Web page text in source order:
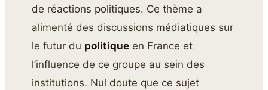
de réactions politiques. Ce thème a
alimenté des discussions médiatiques sur
le futur du politique en France et
l’influence de ce groupe au sein des
institutions. Nul doute que ce sujet